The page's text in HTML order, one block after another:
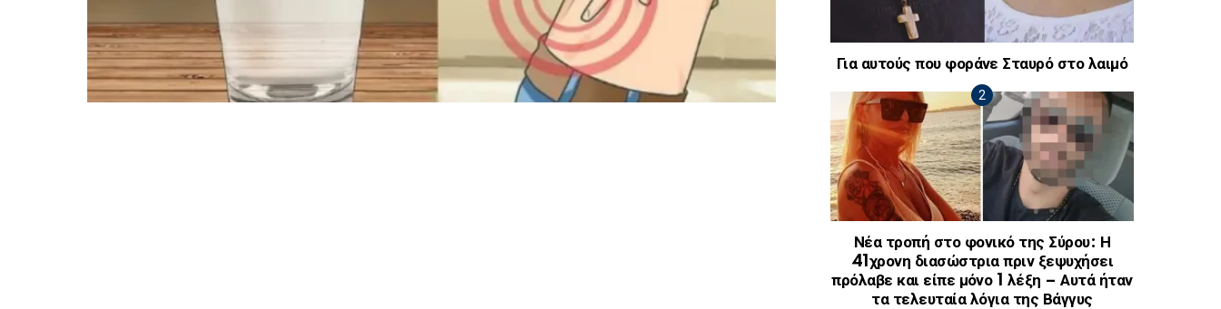
Για αυτούς που φοράνε Σταυρό στο λαιμό
Νέα τροπή στο φονικό της Σύρου: Η
41χρονη διασώστρια πριν ξεψυχήσει
πρόλαβε και είπε μόνο 1 λέξη – Αυτά ήταν
τα τελευταία λόγια της Βάγγυς